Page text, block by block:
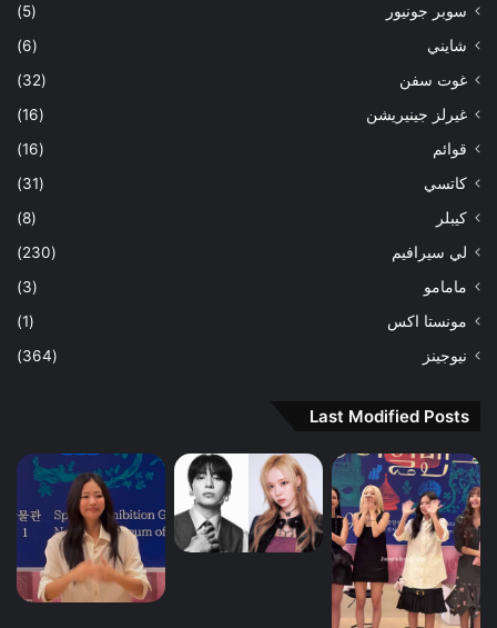
سوبر جونيور
(5)
شايني
(6)
غوت سفن
(32)
غيرلز جينيريشن
(16)
قوائم
(16)
كاتسي
(31)
كيبلر
(8)
لي سيرافيم
(230)
مامامو
(3)
مونستا اكس
(1)
نيوجينز
(364)
Last Modified Posts